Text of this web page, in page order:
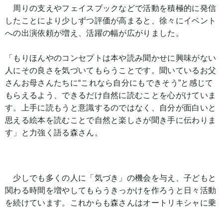
周りの支えやフェイスブックなどで活動を積極的に発信
したことにより少しずつ評価が高まると、徐々にイベント
への出演依頼が増え、活躍の幅が広がりました。
「もりほんやのコンセプトは本や読み聞かせに興味がない
人にその良さを気づいてもらうことです。聞いているお父
さんお母さんたちに“これなら自分にもできそう”と感じて
もらえるよう、できるだけ自然に読むことを心がけていま
す。上手に読もうと意識するのではなく、自分が面白いと
思える絵本を読むことで自然と楽しさが聞き手に伝わりま
す」と力強く語る森さん。
少しでも多くの人に「気づき」の機会を与え、子どもと
関わる時間を増やしてもらうきっかけを作ろうと日々活動
を続けています。これからも森さんはオートリキシャに乗